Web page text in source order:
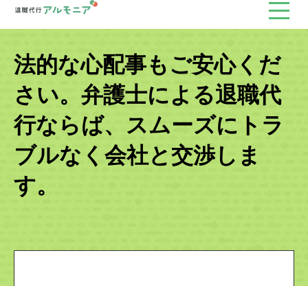
法的な心配事もご安心くだ
さい。弁護士による退職代
行ならば、スムーズにトラ
ブルなく会社と交渉しま
す。